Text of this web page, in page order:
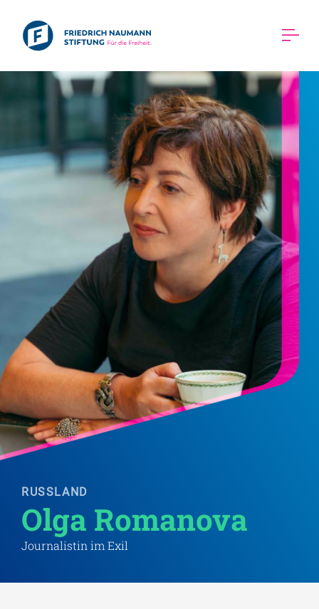
RUSSLAND
Olga Romanova
Journalistin im Exil